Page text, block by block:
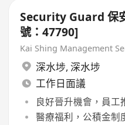
Security Guard 保
號：47790]
Kai Shing Management
深水埗, 深水埗
工作日面議
良好晉升機會，員工
醫療福利，公積金制